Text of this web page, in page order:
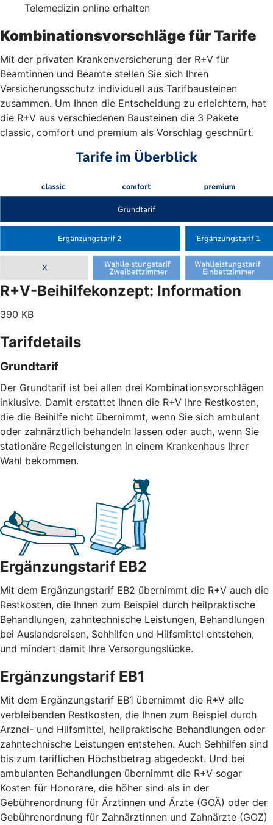
Telemedizin online erhalten
Kombinationsvorschläge für Tarife
Mit der privaten Krankenversicherung der R+V für
Beamtinnen und Beamte stellen Sie sich Ihren
Versicherungsschutz individuell aus Tarifbausteinen
zusammen. Um Ihnen die Entscheidung zu erleichtern, hat
die R+V aus verschiedenen Bausteinen die 3 Pakete
classic, comfort und premium als Vorschlag geschnürt.
R+V-Beihilfekonzept: Information
390 KB
Tarifdetails
Grundtarif
Der Grundtarif ist bei allen drei Kombinationsvorschlägen
inklusive. Damit erstattet Ihnen die R+V Ihre Restkosten,
die die Beihilfe nicht übernimmt, wenn Sie sich ambulant
oder zahnärztlich behandeln lassen oder auch, wenn Sie
stationäre Regelleistungen in einem Krankenhaus Ihrer
Wahl bekommen.
Ergänzungstarif EB2
Mit dem Ergänzungstarif EB2 übernimmt die R+V auch die
Restkosten, die Ihnen zum Beispiel durch heilpraktische
Behandlungen, zahntechnische Leistungen, Behandlungen
bei Auslandsreisen, Sehhilfen und Hilfsmittel entstehen,
und mindert damit Ihre Versorgungslücke.
Ergänzungstarif EB1
Mit dem Ergänzungstarif EB1 übernimmt die R+V alle
verbleibenden Restkosten, die Ihnen zum Beispiel durch
Arznei- und Hilfsmittel, heilpraktische Behandlungen oder
zahntechnische Leistungen entstehen. Auch Sehhilfen sind
bis zum tariflichen Höchstbetrag abgedeckt. Und bei
ambulanten Behandlungen übernimmt die R+V sogar
Kosten für Honorare, die höher sind als in der
Gebührenordnung für Ärztinnen und Ärzte (GOÄ) oder der
Gebührenordnung für Zahnärztinnen und Zahnärzte (GOZ)